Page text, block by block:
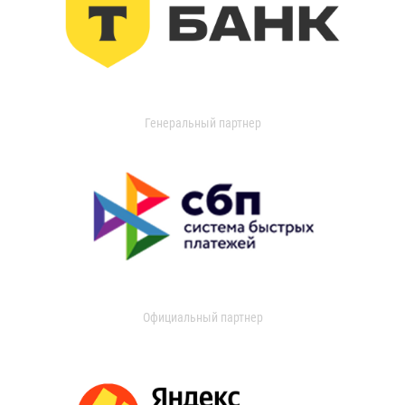
Генеральный партнер
Официальный партнер